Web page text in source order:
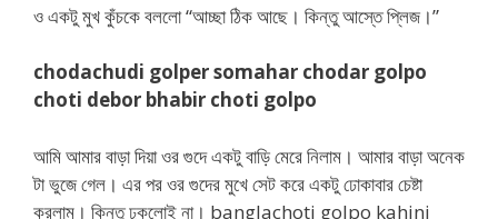
ও একটু মুখ কুঁচকে বললো “আচ্ছা ঠিক আছে। কিন্তু আস্তে প্লিজ।”
chodachudi golper somahar chodar golpo
choti debor bhabir choti golpo
আমি আমার বাড়া দিয়া ওর গুদে একটু বাড়ি মেরে নিলাম। আমার বাড়া অনেক
টা ভুজে গেল। এর পর ওর গুদের মুখে সেট করে একটু ঢোকাবার চেষ্টা
করলাম। কিন্তু ঢুকলোই না। banglachoti golpo kahini